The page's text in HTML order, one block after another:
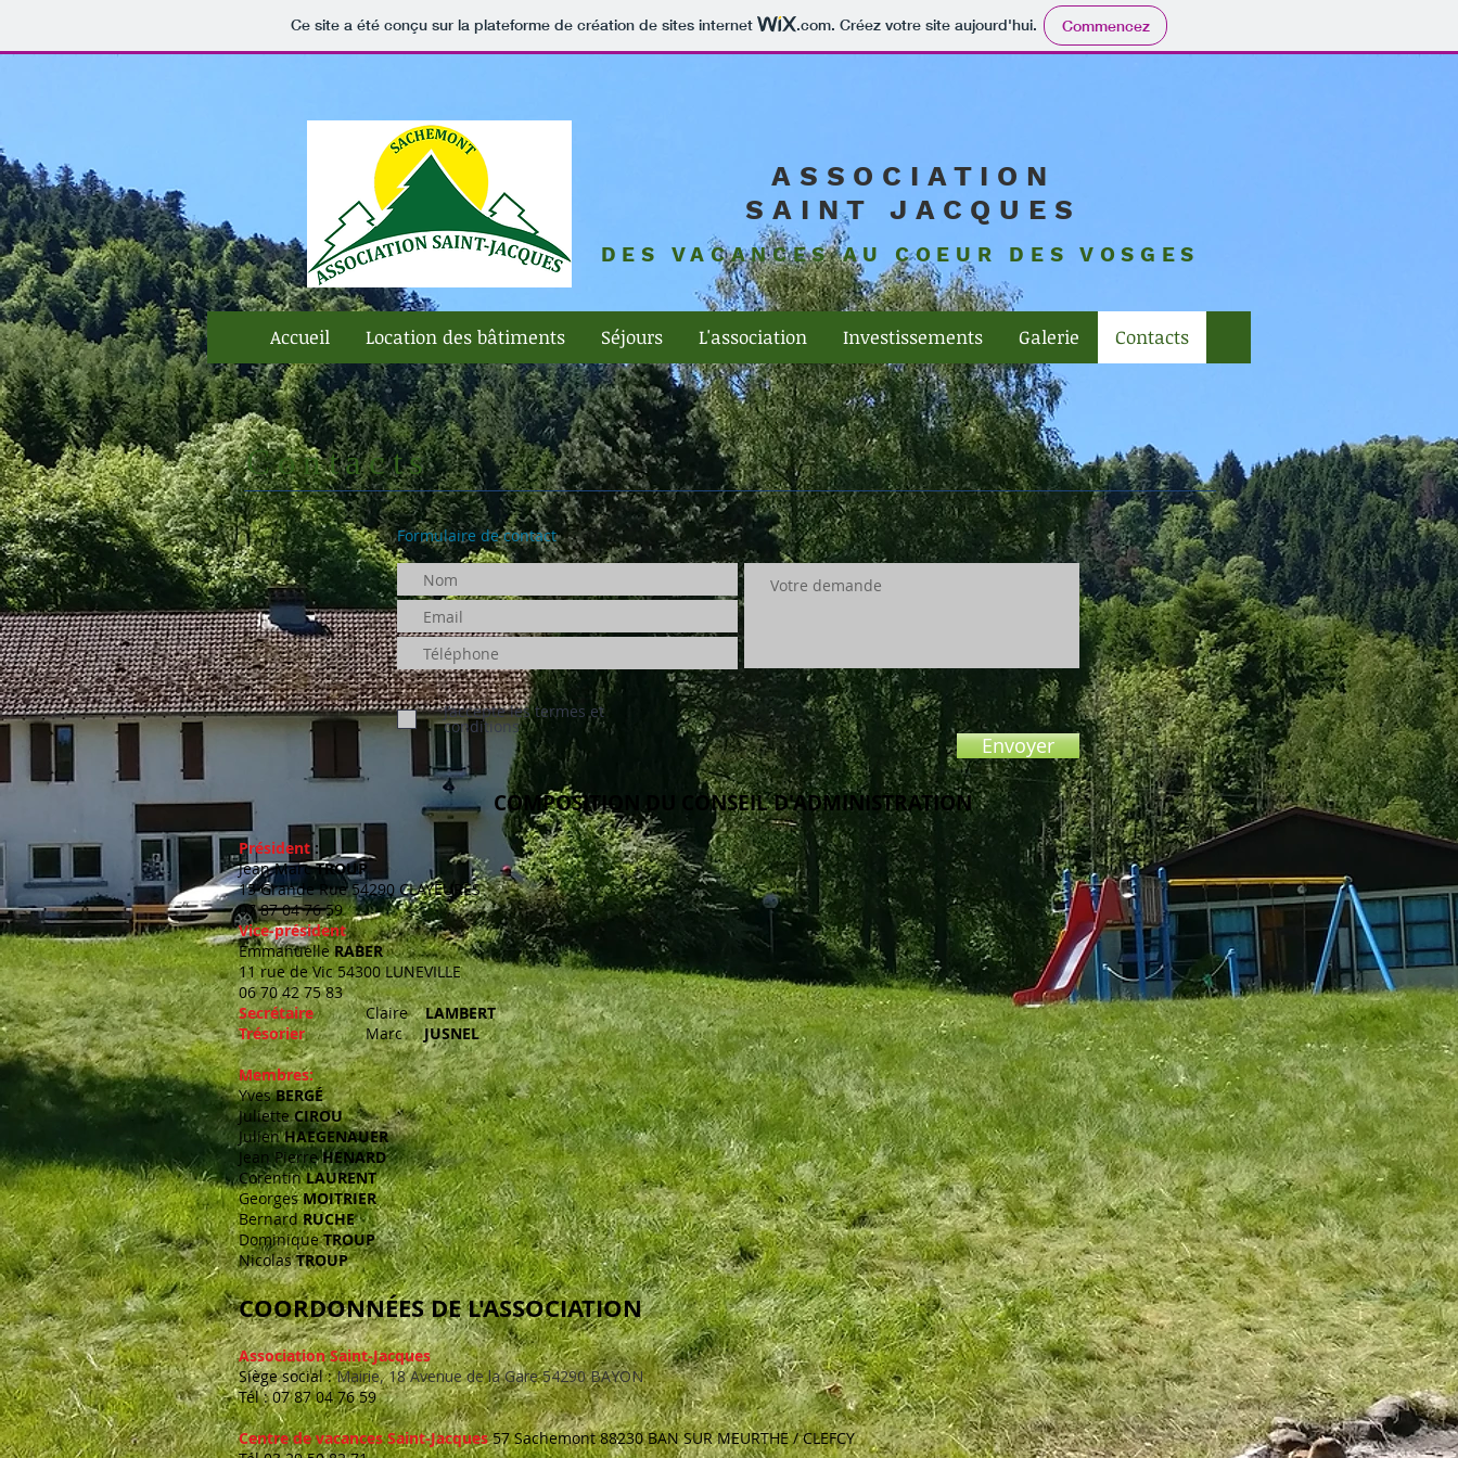
Ce site a été conçu sur la plateforme de création de sites internet .com. Créez votre site aujourd'hui. Commencez
ASSOCIATION
SAINT JACQUES
DES VACANCES AU COEUR DES VOSGES
Accueil Location des bâtiments Séjours L'association Investissements Galerie Contacts
Contacts
Formulaire de contact
J’accepte les termes et
conditions
Envoyer
COMPOSITION DU CONSEIL D'ADMINISTRATION
Président:
Jean MarcTROUP
15 Grande Rue 54290 CLAYEURES
07 87 04 76 59
Vice-président
EmmanuelleRABER
11 rue de Vic 54300 LUNEVILLE
06 70 42 75 83
Secrétaire
ClaireLAMBERT
TrésorierMarcJUSNEL
Membres:
YvesBERGÉ
JulietteCIROU
JulienHAEGENAUER
Jean PierreHENARD
CorentinLAURENT
GeorgesMOITRIER
BernardRUCHE
DominiqueTROUP
NicolasTROUP
COORDONNÉESDE L'ASSOCIATION
Association Saint-Jacques
Siège social :Mairie, 18 Avenue de la Gare 54290 BAYON
Tél : 07 87 04 76 59
Centre de vacances Saint-Jacques57 Sachemont 88230 BAN SUR MEURTHE / CLEFCY